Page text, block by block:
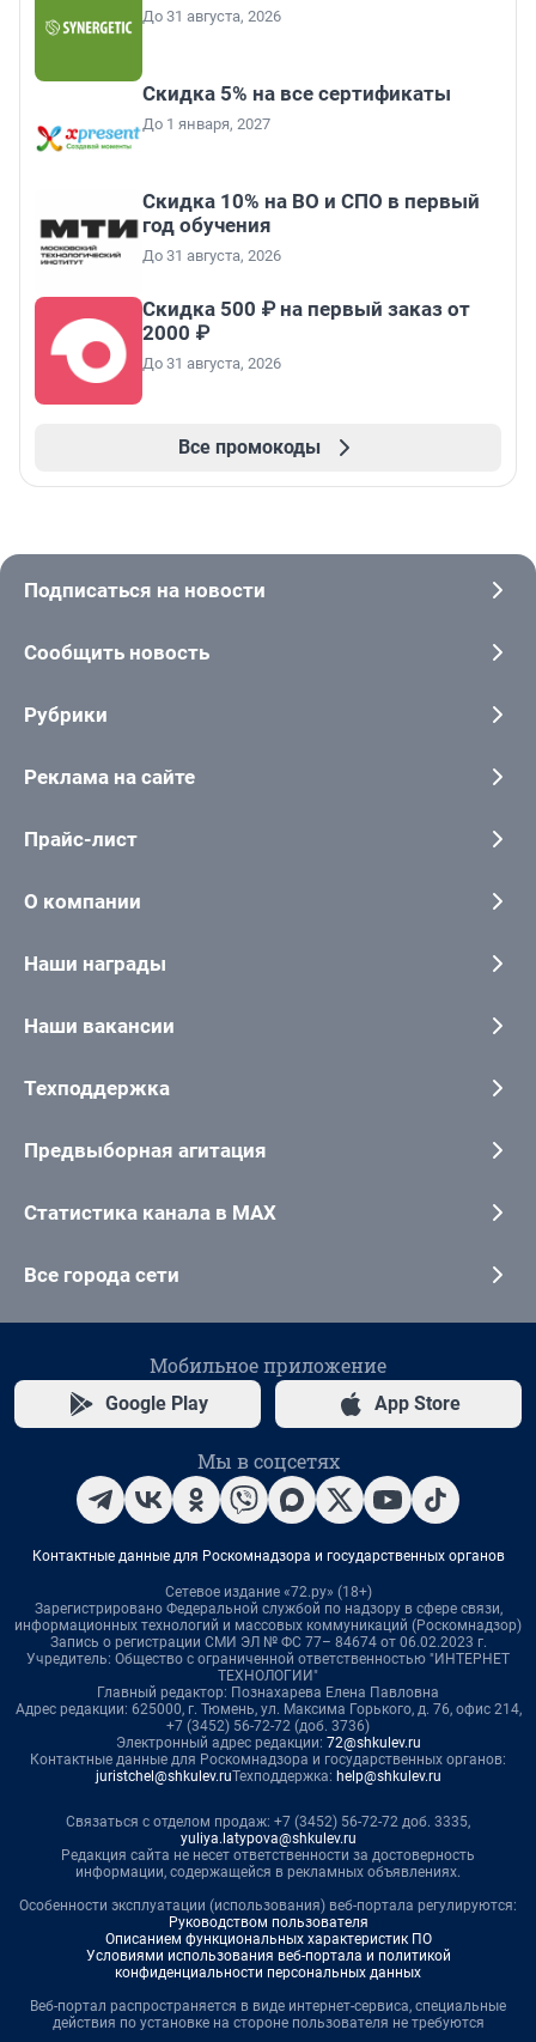
До 31 августа, 2026
Скидка 5% на все сертификаты
До 1 января, 2027
Скидка 10% на ВО и СПО в первый
год обучения
До 31 августа, 2026
Скидка 500 ₽ на первый заказ от
2000 ₽
До 31 августа, 2026
Все промокоды
Подписаться на новости
Сообщить новость
Рубрики
Реклама на сайте
Прайс-лист
О компании
Наши награды
Наши вакансии
Техподдержка
Предвыборная агитация
Статистика канала в MAX
Все города сети
Мобильное приложение
Google Play App Store
Мы в соцсетях
Контактные данные для Роскомнадзора и государственных органов
Сетевое издание «72.ру» (18+)
Зарегистрировано Федеральной службой по надзору в сфере связи,
информационных технологий и массовых коммуникаций (Роскомнадзор)
Запись о регистрации СМИ ЭЛ № ФС 77– 84674 от 06.02.2023 г.
Учредитель: Общество с ограниченной ответственностью "ИНТЕРНЕТ
ТЕХНОЛОГИИ"
Главный редактор: Познахарева Елена Павловна
Адрес редакции: 625000, г. Тюмень, ул. Максима Горького, д. 76, офис 214,
+7 (3452) 56-72-72 (доб. 3736)
Электронный адрес редакции: 72@shkulev.ru
Контактные данные для Роскомнадзора и государственных органов:
juristchel@shkulev.ruТехподдержка: help@shkulev.ru
Связаться с отделом продаж: +7 (3452) 56-72-72 доб. 3335,
yuliya.latypova@shkulev.ru
Редакция сайта не несет ответственности за достоверность
информации, содержащейся в рекламных объявлениях.
Особенности эксплуатации (использования) веб-портала регулируются:
Руководством пользователя
Описанием функциональных характеристик ПО
Условиями использования веб-портала и политикой
конфиденциальности персональных данных
Веб-портал распространяется в виде интернет-сервиса, специальные
действия по установке на стороне пользователя не требуются